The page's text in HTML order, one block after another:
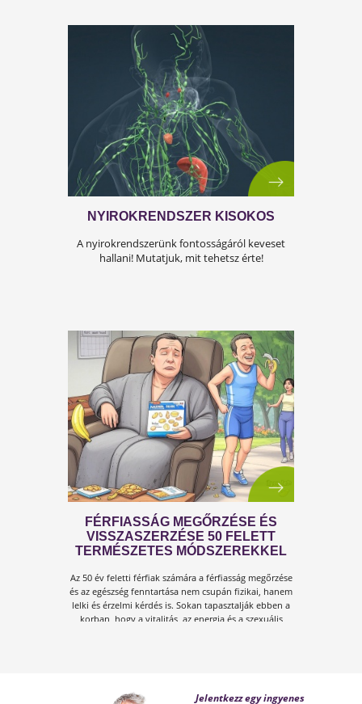
ISKOLAKEZDÉSI ŐRÜLETET!
Az iskolakezdés sok családban nem
örömteli új kezdet, hanem egy stresszes
átállás. Ugyanakkor lehet jól csinálni!
Olvass tovább a tippekért!
A KÁNIKULA 6 LEGFŐBB
VESZÉLYE
Amikor a hőmérséklet tartósan 30–35 °C fölé
emelkedik, szervezetünk hőszabályozó
rendszere komoly terhelés alá kerül.Tünetek,
megoldások!